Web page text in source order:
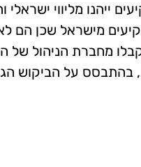
החל מ-198,000 אירו והמשקיעים
מישראל שכן הם
מחברת הניהול של
זאת, בהתבסס על הביקוש